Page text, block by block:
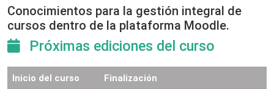
Conocimientos para la gestión integral de
cursos dentro de la plataforma Moodle.
Próximas ediciones del curso
Inicio del curso Finalización